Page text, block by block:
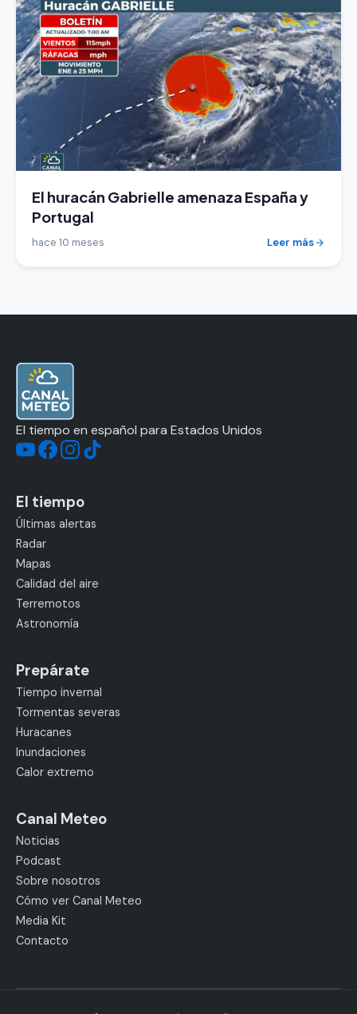
El huracán Gabrielle amenaza España y
Portugal
hace 10 meses Leer más
El tiempo en español para Estados Unidos
El tiempo
Últimas alertas
Radar
Mapas
Calidad del aire
Terremotos
Astronomía
Prepárate
Tiempo invernal
Tormentas severas
Huracanes
Inundaciones
Calor extremo
Canal Meteo
Noticias
Podcast
Sobre nosotros
Cómo ver Canal Meteo
Media Kit
Contacto